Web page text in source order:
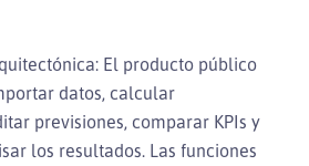
El producto público
datos, calcular
previsiones, comparar KPIs y
los resultados. Las funciones